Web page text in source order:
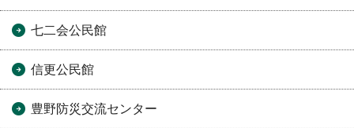
七二会公民館
信更公民館
豊野防災交流センター